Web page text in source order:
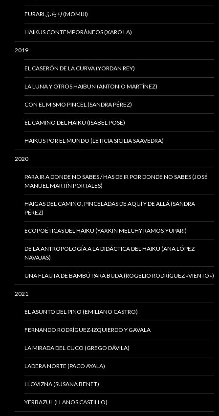
FURARI ふらり(MOMIJI)
HAIKUS CONTEMPORÁNEOS (XARO LA)
2019
EL CASERÓN DE LA CURVA (YORDAN REY)
LA LUNA Y OTROS HAIBUN (ANTONIO MARTÍNEZ)
CON EL MISMO PINCEL (SANDRA PÉREZ)
EL CAMINO DEL HAIKU (ISABEL POSE)
HAIKUS POR EL MUNDO (LETICIA SICILIA SAAVEDRA)
2020
PARA IR A DONDE NO SABES / HAS DE IR POR DONDE NO SABES (JOSÉ
MANUEL MARTÍN PORTALES)
HAIGAS DEL CAMINO, PINCELADAS DE AQUÍ Y DE ALLÁ (SANDRA
PÉREZ)
ECOPOÉTICAS DEL HAIKU (YAXKIN MELCHY RAMOS-YUPARI)
DE LA ANTROPOLOGÍA A LA DIDÁCTICA DEL HAIKU (ANA LÓPEZ
NAVAJAS)
UNA FLAUTA DE BAMBÚ PARA BUDA (ROGELIO RODRÍGUEZ «VIENTO»)
2021
EL ASUNTO DEL PINO (EMILIANO CASTRO)
FERNANDO RODRÍGUEZ-IZQUIERDO Y GAVALA
LA MIRADA DEL CUCO (GREGO DÁVILA)
LADERA NORTE (PACO AYALA)
LLOVIZNA (SUSANA BENET)
YERBAZUL (LLANOS CASTILLO)